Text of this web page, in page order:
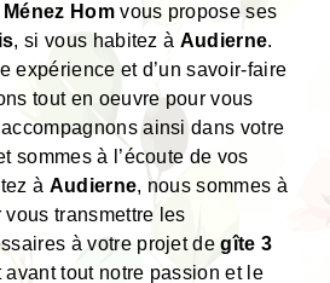
Homvous propose ses
, si vous habitez à Audierne.
expérience et d’un savoir-faire
tout en oeuvre pour vous
ainsi dans votre
sommes à l’écoute de vos
à Audierne, nous sommes à
transmettre les
à votre projet degîte 3
avant tout notre passion et le